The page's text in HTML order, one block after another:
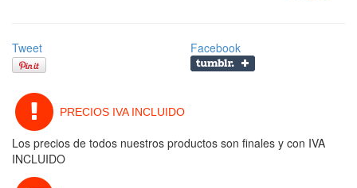
Tweet Facebook
PRECIOS IVA INCLUIDO
Los precios de todos nuestros productos son finales y con IVA
INCLUIDO